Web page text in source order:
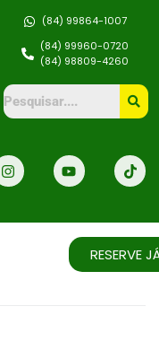
(84) 99864-1007
(84) 99960-0720
(84) 98809-4260
RESERVE